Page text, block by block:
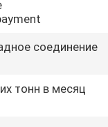
соединение
тонн в месяц